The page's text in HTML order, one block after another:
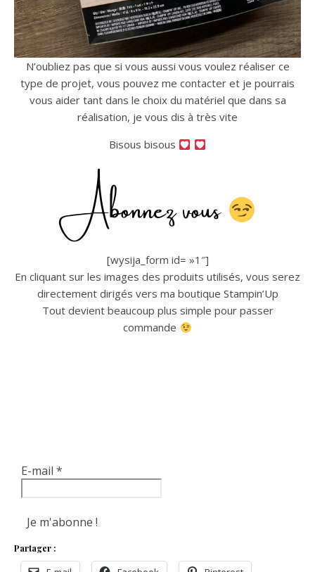
N’oubliez pas que si vous aussi vous voulez réaliser ce
type de projet, vous pouvez me contacter et je pourrais
vous aider tant dans le choix du matériel que dans sa
réalisation, je vous dis à très vite
Bisous bisous
Abonnez vous
[wysija_form id= »1″]
En cliquant sur les images des produits utilisés, vous serez
directement dirigés vers ma boutique Stampin’Up
Tout devient beaucoup plus simple pour passer
commande
E-mail *
Partager :